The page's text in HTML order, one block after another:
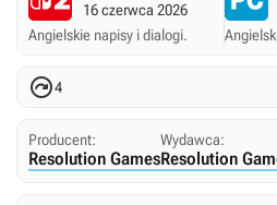
16 czerwca 2026
Angielskie napisy i dialogi.
4
Producent:
Resolution Games
Wydawca:
Resolution